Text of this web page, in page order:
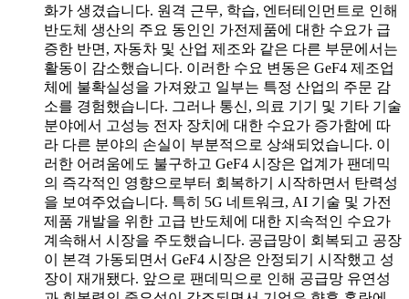
화가 생겼습니다. 원격 근무, 학습, 엔터테인먼트로 인해
반도체 생산의 주요 동인인 가전제품에 대한 수요가 급
증한 반면, 자동차 및 산업 제조와 같은 다른 부문에서는
활동이 감소했습니다. 이러한 수요 변동은 GeF4 제조업
체에 불확실성을 가져왔고 일부는 특정 산업의 주문 감
소를 경험했습니다. 그러나 통신, 의료 기기 및 기타 기술
분야에서 고성능 전자 장치에 대한 수요가 증가함에 따
라 다른 분야의 손실이 부분적으로 상쇄되었습니다. 이
러한 어려움에도 불구하고 GeF4 시장은 업계가 팬데믹
의 즉각적인 영향으로부터 회복하기 시작하면서 탄력성
을 보여주었습니다. 특히 5G 네트워크, AI 기술 및 가전
제품 개발을 위한 고급 반도체에 대한 지속적인 수요가
계속해서 시장을 주도했습니다. 공급망이 회복되고 공장
이 본격 가동되면서 GeF4 시장은 안정되기 시작했고 성
장이 재개됐다. 앞으로 팬데믹으로 인해 공급망 유연성